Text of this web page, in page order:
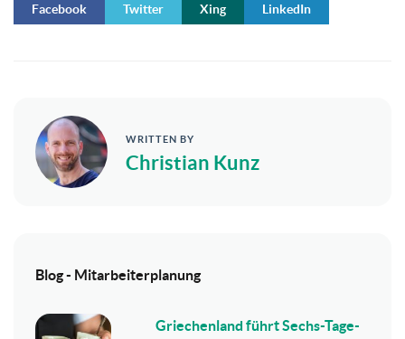
Facebook Twitter Xing LinkedIn
WRITTEN BY
Christian Kunz
Blog - Mitarbeiterplanung
Griechenland führt Sechs-Tage-